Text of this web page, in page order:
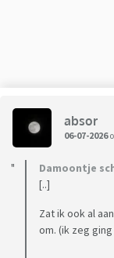
absor
06-07-2026
Damoontje
[..]
Zat ik ook al
om. (ik zeg